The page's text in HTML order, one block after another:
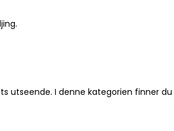
I denne kategorien finner